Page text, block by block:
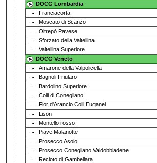
DOCG Lombardia
Franciacorta
Moscato di Scanzo
Oltrepò Pavese
Sforzato della Valtellina
Valtellina Superiore
DOCG Veneto
Amarone della Valpolicella
Bagnoli Friularo
Bardolino Superiore
Colli di Conegliano
Fior d'Arancio Colli Euganei
Lison
Montello rosso
Piave Malanotte
Prosecco Asolo
Prosecco Conegliano Valdobbiadene
Recioto di Gambellara